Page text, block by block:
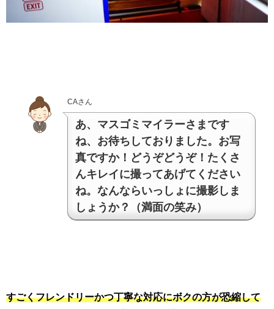
CAさん
あ、マスゴミマイラーさまです
ね、お待ちしておりました。お写
真ですか！どうぞどうぞ！たくさ
んキレイに撮ってあげてください
ね。なんならいっしょに撮影しま
しょうか？（満面の笑み）
すごくフレンドリーかつ丁寧な対応にボクの方が恐縮して